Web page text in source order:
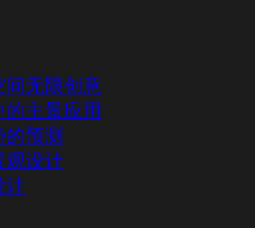
间无限创意
主景应用
预测
观设计
计